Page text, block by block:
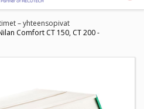
– yhteensopivat
Comfort CT 150, CT 200 -